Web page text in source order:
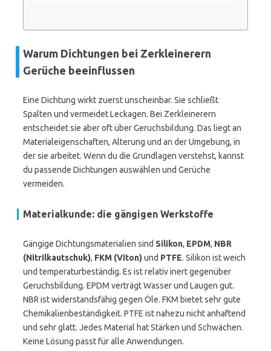
Warum Dichtungen bei Zerkleinerern
Gerüche beeinflussen
Eine Dichtung wirkt zuerst unscheinbar. Sie schließt
Spalten und vermeidet Leckagen. Bei Zerkleinerern
entscheidet sie aber oft über Geruchsbildung. Das liegt an
Materialeigenschaften, Alterung und an der Umgebung, in
der sie arbeitet. Wenn du die Grundlagen verstehst, kannst
du passende Dichtungen auswählen und Gerüche
vermeiden.
Materialkunde: die gängigen Werkstoffe
Gängige Dichtungsmaterialien sind Silikon, EPDM, NBR
(Nitrilkautschuk), FKM (Viton) und PTFE. Silikon ist weich
und temperaturbeständig. Es ist relativ inert gegenüber
Geruchsbildung. EPDM verträgt Wasser und Laugen gut.
NBR ist widerstandsfähig gegen Öle. FKM bietet sehr gute
Chemikalienbeständigkeit. PTFE ist nahezu nicht anhaftend
und sehr glatt. Jedes Material hat Stärken und Schwächen.
Keine Lösung passt für alle Anwendungen.